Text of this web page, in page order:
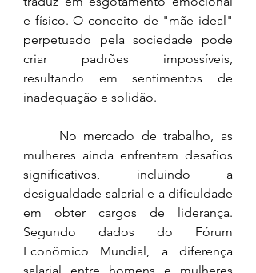
e físico. O conceito de "mãe ideal"
perpetuado pela sociedade pode
criar padrões impossíveis,
resultando em sentimentos de
inadequação e solidão.
mulheres ainda enfrentam desafios
significativos, incluindo a
desigualdade salarial e a dificuldade
em obter cargos de liderança.
Segundo dados do Fórum
Econômico Mundial, a diferença